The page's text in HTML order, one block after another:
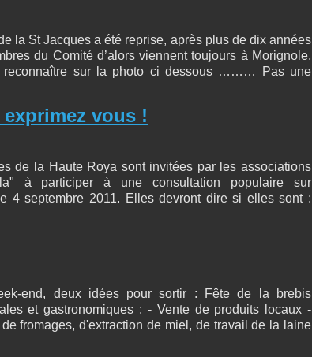
la St Jacques a été reprise, après plus de dix années
du Comité d’alors viennent toujours à Morignole,
reconnaître sur la photo ci dessous ……… Pas une
vous !
de la Haute Roya sont invitées par les associations
à participer à une consultation populaire sur
4 septembre 2011. Elles devront dire si elles sont :
end, deux idées pour sortir : Fête de la brebis
et gastronomiques : - Vente de produits locaux -
fromages, d'extraction de miel, de travail de la laine